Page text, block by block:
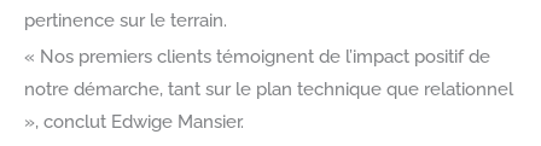
pertinence sur le terrain.
« Nos premiers clients témoignent de l’impact positif de
notre démarche, tant sur le plan technique que relationnel
», conclut Edwige Mansier.